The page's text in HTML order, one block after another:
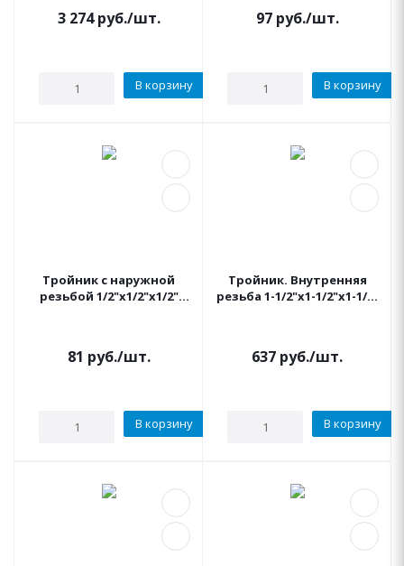
3 274руб./шт.
В корзину
97руб./шт.
В корзину
Тройник с наружной
резьбой 1/2"x1/2"x1/2"
81 руб./шт.
В корзину
Тройник. Внутренняя
резьба 1-1/2"x1-1/2"x1-1/2"
637 руб./шт.
В корзину